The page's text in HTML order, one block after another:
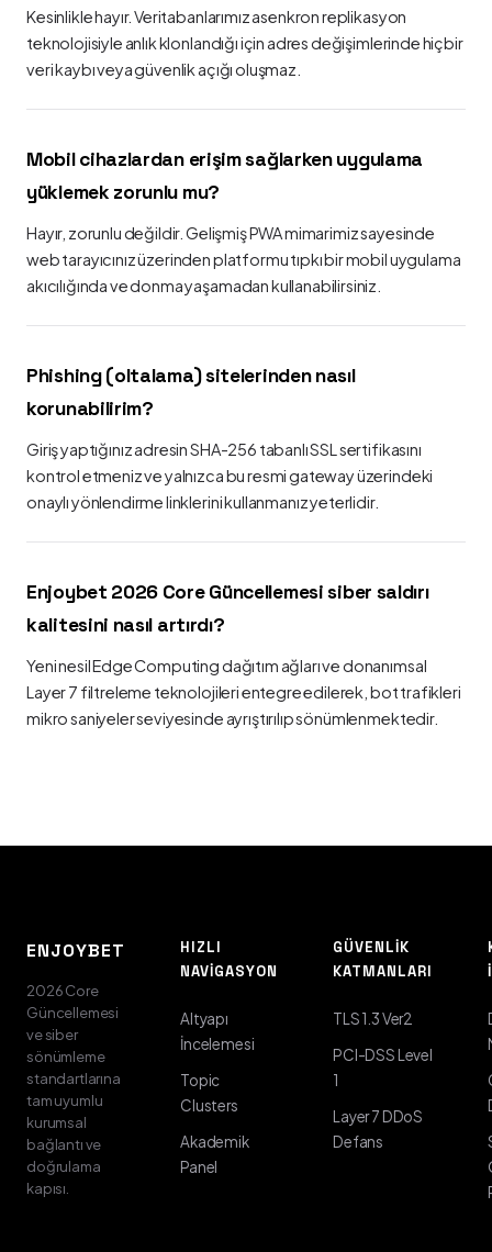
Kesinlikle hayır. Veritabanlarımız asenkron replikasyon
teknolojisiyle anlık klonlandığı için adres değişimlerinde hiçbir
veri kaybı veya güvenlik açığı oluşmaz.
Mobil cihazlardan erişim sağlarken uygulama
yüklemek zorunlu mu?
Hayır, zorunlu değildir. Gelişmiş PWA mimarimiz sayesinde
web tarayıcınız üzerinden platformu tıpkı bir mobil uygulama
akıcılığında ve donma yaşamadan kullanabilirsiniz.
Phishing (oltalama) sitelerinden nasıl
korunabilirim?
Giriş yaptığınız adresin SHA-256 tabanlı SSL sertifikasını
kontrol etmeniz ve yalnızca bu resmi gateway üzerindeki
onaylı yönlendirme linklerini kullanmanız yeterlidir.
Enjoybet 2026 Core Güncellemesi siber saldırı
kalitesini nasıl artırdı?
Yeni nesil Edge Computing dağıtım ağları ve donanımsal
Layer 7 filtreleme teknolojileri entegre edilerek, bot trafikleri
mikro saniyeler seviyesinde ayrıştırılıp sönümlenmektedir.
ENJOYBET
2026 Core
Güncellemesi
ve siber
sönümleme
standartlarına
tam uyumlu
kurumsal
bağlantı ve
doğrulama
kapısı.
HIZLI
NAVIGASYON
Altyapı
İncelemesi
Topic
Clusters
Akademik
Panel
GÜVENLIK
KATMANLARI
TLS 1.3 Ver2
PCI-DSS Level
1
Layer 7 DDoS
Defans